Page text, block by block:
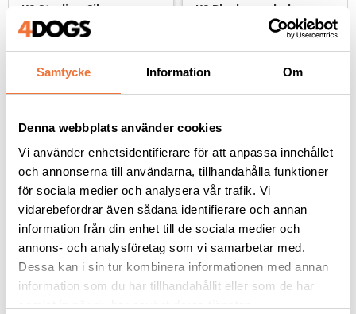
Samtycke Information Om
Denna webbplats använder cookies
Vi använder enhetsidentifierare för att anpassa innehållet
och annonserna till användarna, tillhandahålla funktioner
för sociala medier och analysera vår trafik. Vi
vidarebefordrar även sådana identifierare och annan
information från din enhet till de sociala medier och
annons- och analysföretag som vi samarbetar med.
Dessa kan i sin tur kombinera informationen med annan
information som du har tillhandahållit eller som de har
K9 Sterling Silver
balsam - finns i tre
storlekar
Vitförstärkande balsam
169kr
K9 Blackness balsam -
Balsam för svarta pälsar
1 399
Andra köpte även